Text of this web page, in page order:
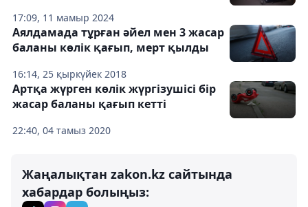
17:09, 11 мамыр 2024
16:14, 25 қыркүйек 2018
Аялдамада тұрған әйел мен 3 жасар
баланы көлік қағып, мерт қылды
22:40, 04 тамыз 2020
Артқа жүрген көлік жүргізушісі бір
жасар баланы қағып кетті
Жаңалықтан zakon.kz сайтында
хабардар болыңыз: